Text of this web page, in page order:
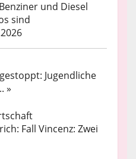
und Diesel
sind
Jugendliche
»
Fall Vincenz: Zwei